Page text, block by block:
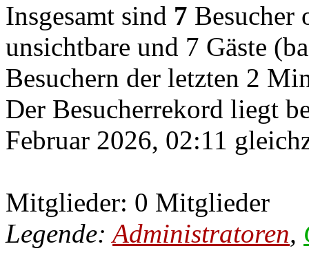
Insgesamt sind 7 Besucher
unsichtbare und 7 Gäste
Besuchern der letzten 2
Der Besucherrekord liegt
Februar 2026, 02:11
Mitglieder: 0 Mitglieder
Legende:Administratoren,